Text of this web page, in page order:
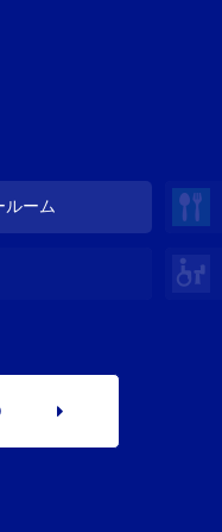
ルーム